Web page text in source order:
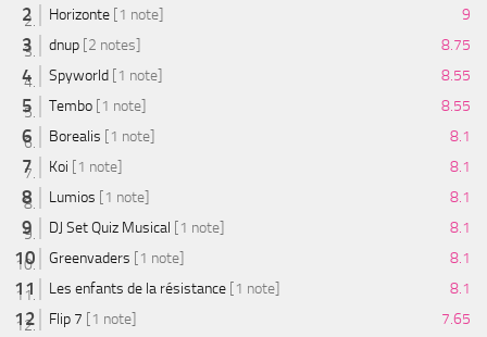
Horizonte [1 note]
9
dnup [2 notes]
8.75
Spyworld [1 note]
8.55
Tembo [1 note]
8.55
Borealis [1 note]
8.1
Koi [1 note]
8.1
Lumios [1 note]
8.1
DJ Set Quiz Musical [1 note]
8.1
Greenvaders [1 note]
8.1
Les enfants de la résistance [1 note]
8.1
Flip 7 [1 note]
7.65